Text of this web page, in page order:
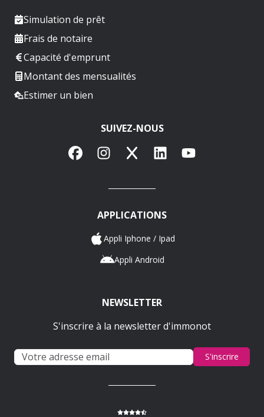
Simulation de prêt
Frais de notaire
Capacité d'emprunt
Montant des mensualités
Estimer un bien
SUIVEZ-NOUS
FacebookInstagram
X LinkedInYouTube
APPLICATIONS
Appli Iphone / Ipad
Appli Android
NEWSLETTER
S'inscrire à la newsletter d'immonot
S'inscrire